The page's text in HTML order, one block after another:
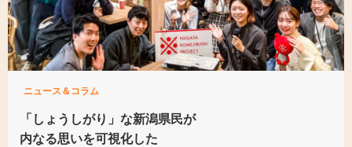
ニュース＆コラム
「しょうしがり」な新潟県民が
内なる思いを可視化した